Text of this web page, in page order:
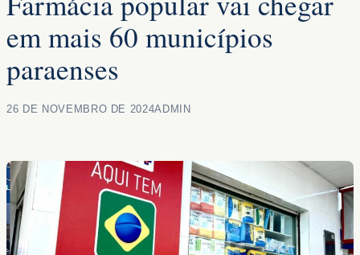
em mais 60 municípios
paraenses
26 DE NOVEMBRO DE 2024ADMIN